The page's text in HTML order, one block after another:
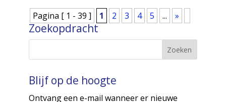
Pagina [ 1 - 39 ] 1 2 3 4 5 ... »
Zoekopdracht
Blijf op de hoogte
Ontvang een e-mail wanneer er nieuwe